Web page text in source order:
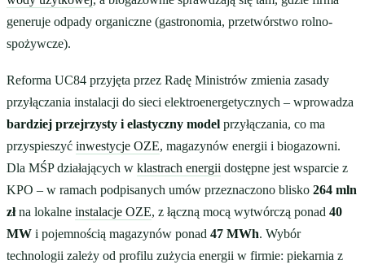
generuje odpady organiczne (gastronomia, przetwórstwo rolno-
spożywcze).
Reforma UC84 przyjęta przez Radę Ministrów zmienia zasady
przyłączania instalacji do sieci elektroenergetycznych – wprowadza
bardziej przejrzysty i elastyczny model przyłączania, co ma
przyspieszyć inwestycje OZE, magazynów energii i biogazowni.
Dla MŚP działających w klastrach energii dostępne jest wsparcie z
KPO – w ramach podpisanych umów przeznaczono blisko 264 mln
złna lokalne instalacje OZE, z łączną mocą wytwórczą ponad 40
MW i pojemnością magazynów ponad 47 MWh. Wybór
technologii zależy od profilu zużycia energii w firmie: piekarnia z